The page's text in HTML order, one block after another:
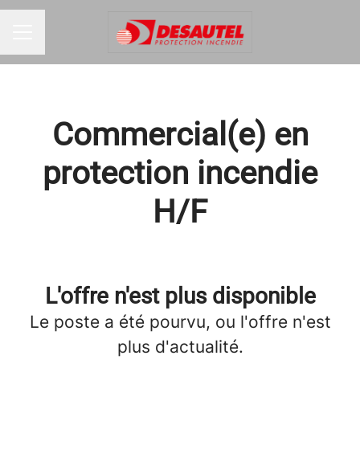
Commercial(e) en
protection incendie
H/F
L'offre n'est plus disponible
Le poste a été pourvu, ou l'offre n'est
plus d'actualité.